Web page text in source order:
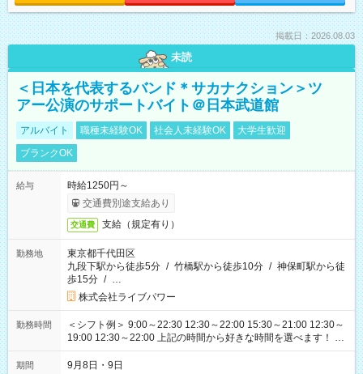
掲載日：2026.08.03
未読
＜日本を代表するバンド＊サカナクション＞ツ
アー公演のサポートバイト＠日本武道館
アルバイト 職種未経験OK 社会人未経験OK
大学生歓迎
ブランクOK
給与
時給1250円～
交通費別途支給あり
交通費 支給（規定有り）
勤務地
東京都千代田区
九段下駅から徒歩5分 / 竹橋駅から徒歩10分 / 神保町駅から徒
歩15分 / …
株式会社ライブパワー
勤務時間
＜シフト例＞ 9:00～22:30 12:30～22:00 15:30～21:00 12:30～
19:00 12:30～22:00 上記の時間から好きな時間を選べます！ ※
時間は変更となる可能性があります
期間 9月8日・9日